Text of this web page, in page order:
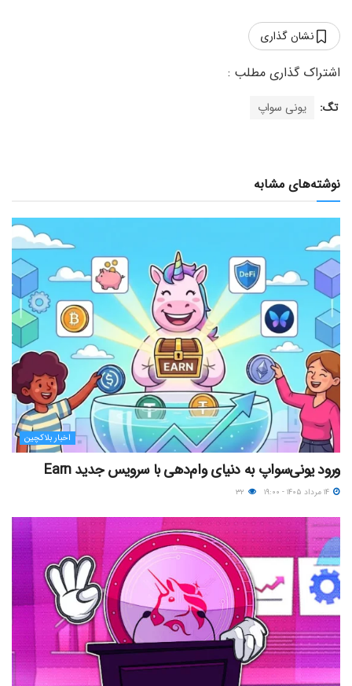
نشان گذاری
تگ: یونی سواپ
نوشته‌های مشابه
اخبار بلاکچین
ورود یونی‌سواپ به دنیای وام‌دهی با سرویس جدید Earn